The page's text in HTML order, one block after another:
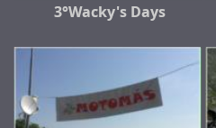
3°Wacky's Days